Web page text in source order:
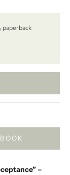
paperback
” –